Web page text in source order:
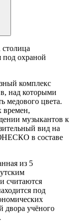
под охраной
комплекс
над которыми
медового цвета.
времен,
музыкантов к
вид на
в составе
из 5
считаются
под
двора учёного